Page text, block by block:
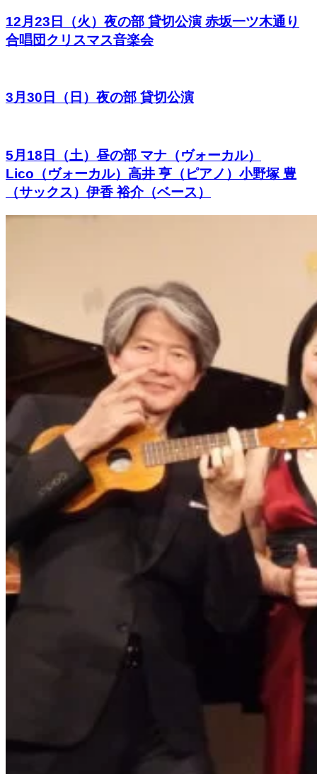
12月23日（火）夜の部 貸切公演 赤坂一ツ木通り
合唱団クリスマス音楽会
3月30日（日）夜の部 貸切公演
5月18日（土）昼の部 マナ（ヴォーカル）
Lico（ヴォーカル）高井 亨（ピアノ）小野塚 豊
（サックス）伊香 裕介（ベース）